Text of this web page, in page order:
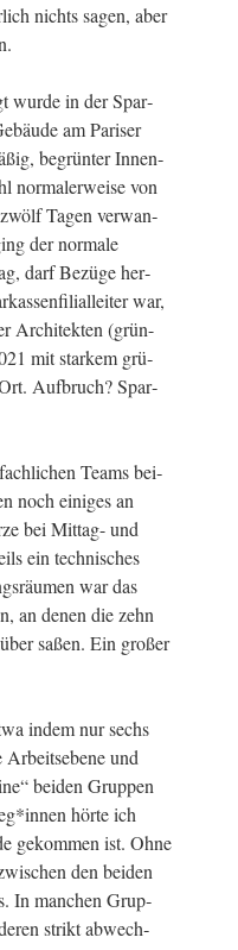
nichts sagen, aber
wur­de in der Spar­
am Pari­ser
begrün­ter Innen­
nor­ma­ler­wei­se von
Tagen ver­wan­
der nor­ma­le
darf Bezü­ge her­
war,
Archi­tek­ten (grün-
mit star­kem grü­
Auf­bruch? Spar­
Teams bei­
noch eini­ges an
bei Mit­tag- und
ein tech­ni­sches
war das
an denen die zehn
saßen. Ein gro­ßer
indem nur sechs
und
bei­den Grup­pen
hör­te ich
gekom­men ist. Ohne
den bei­den
In man­chen Grup­
strikt abwech­